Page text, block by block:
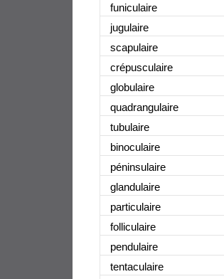
funiculaire
jugulaire
scapulaire
crépusculaire
globulaire
quadrangulaire
tubulaire
binoculaire
péninsulaire
glandulaire
particulaire
folliculaire
pendulaire
tentaculaire